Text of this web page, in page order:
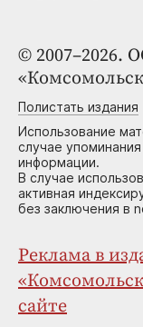
© 2007–2026.
Полистать издания
Использование
случае
информации.
В случае
активная
без заключения в
Реклама в
сайте